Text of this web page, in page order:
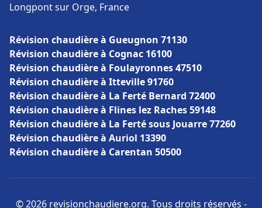
Longpont sur Orge, France
Révision chaudière à Gueugnon 71130
Révision chaudière à Cognac 16100
Révision chaudière à Foulayronnes 47510
Révision chaudière à Itteville 91760
Révision chaudière à La Ferté Bernard 72400
Révision chaudière à Flines lez Raches 59148
Révision chaudière à La Ferté sous Jouarre 77260
Révision chaudière à Auriol 13390
Révision chaudière à Carentan 50500
© 2026 revisionchaudiere.org. Tous droits réservés -